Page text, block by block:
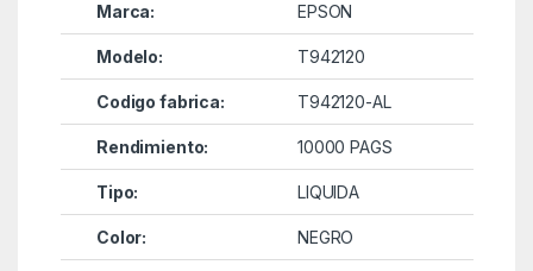
Marca: EPSON
Modelo: T942120
Codigo fabrica: T942120-AL
Rendimiento: 10000 PAGS
Tipo: LIQUIDA
Color: NEGRO